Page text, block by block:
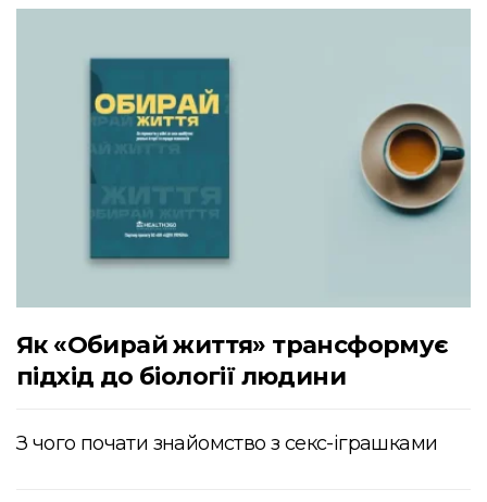
Як «Обирай життя» трансформує
підхід до біології людини
З чого почати знайомство з секс-іграшками